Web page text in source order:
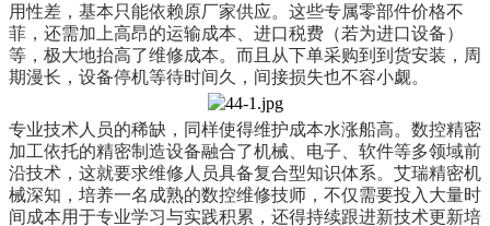
用性差，基本只能依赖原厂家供应。这些专属零部件价格不
菲，还需加上高昂的运输成本、进口税费（若为进口设备）
等，极大地抬高了维修成本。而且从下单采购到到货安装，周
期漫长，设备停机等待时间久，间接损失也不容小觑。
专业技术人员的稀缺，同样使得维护成本水涨船高。数控精密
加工依托的精密制造设备融合了机械、电子、软件等多领域前
沿技术，这就要求维修人员具备复合型知识体系。艾瑞精密机
械深知，培养一名成熟的数控维修技师，不仅需要投入大量时
间成本用于专业学习与实践积累，还得持续跟进新技术更新培